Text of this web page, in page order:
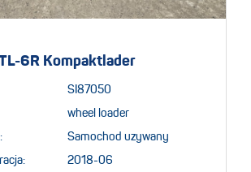
6R Kompaktlader
SI87050
wheel loader
Samochod uzywany
2018-06